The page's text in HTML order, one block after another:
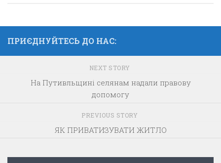
ПРИЄДНУЙТЕСЬ ДО НАС:
NEXT STORY
На Путивльщині селянам надали правову
допомогу
PREVIOUS STORY
ЯК ПРИВАТИЗУВАТИ ЖИТЛО